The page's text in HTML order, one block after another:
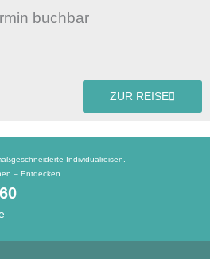
buchbar
ZUR REISE
Individualreisen.
– Entdecken.